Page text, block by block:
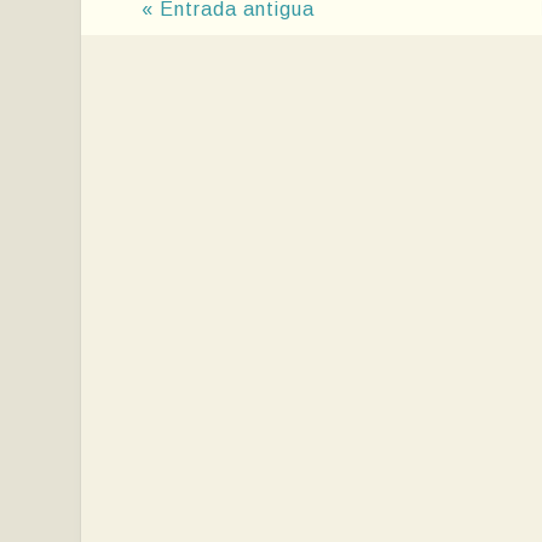
« Entrada antigua